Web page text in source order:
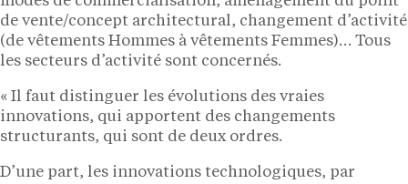
de vente/concept architectural, changement d’activité
(de vêtements Hommes à vêtements Femmes)… Tous
les secteurs d’activité sont concernés.
« Il faut distinguer les évolutions des vraies
innovations, qui apportent des changements
structurants, qui sont de deux ordres.
D’une part, les innovations technologiques, par